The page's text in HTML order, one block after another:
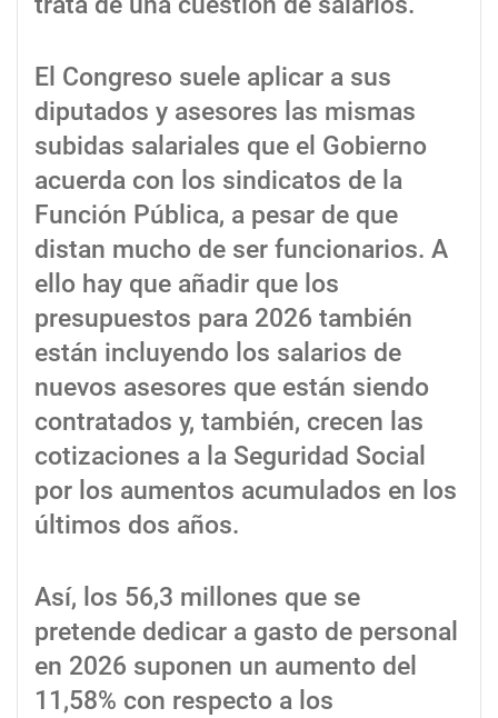
El Congreso suele aplicar a sus
diputados y asesores las mismas
subidas salariales que el Gobierno
acuerda con los sindicatos de la
Función Pública, a pesar de que
distan mucho de ser funcionarios. A
ello hay que añadir que los
presupuestos para 2026 también
están incluyendo los salarios de
nuevos asesores que están siendo
contratados y, también, crecen las
cotizaciones a la Seguridad Social
por los aumentos acumulados en los
últimos dos años.
Así, los 56,3 millones que se
pretende dedicar a gasto de personal
en 2026 suponen un aumento del
11,58% con respecto a los